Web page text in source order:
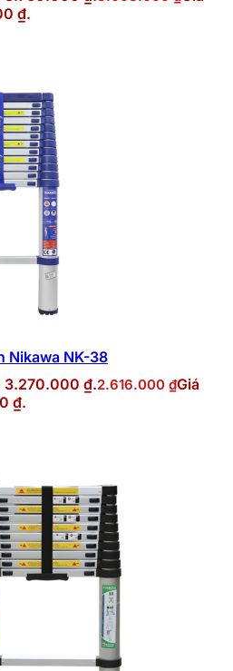
₫.
Nikawa NK-38
3.270.000 ₫.2.616.000 ₫Giá
₫.